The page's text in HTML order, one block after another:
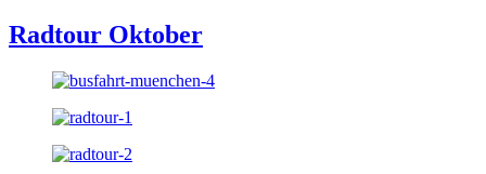
Radtour Oktober